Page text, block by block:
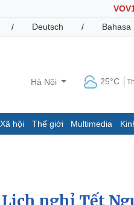
/ Deutsch / Bahasa
Hà Nội 25°C
Xã hội Thế giới Multimedia
nghỉ Tết